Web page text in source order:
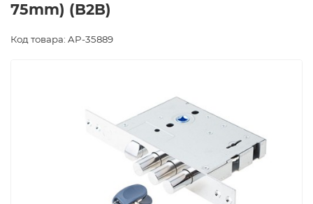
75mm) (B2B)
Код товара: AP-35889